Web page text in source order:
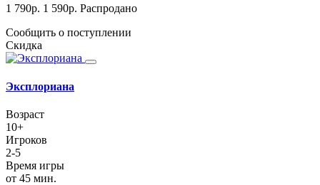
1 790р. 1 590р. Распродано
Сообщить о поступлении
Скидка
Эксплориана
Возраст
10+
Игроков
2-5
Время игры
от 45 мин.